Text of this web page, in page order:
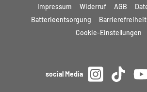
Impressum Widerruf AGB
Batterieentsorgung
Cookie-Einstellungen
social Media